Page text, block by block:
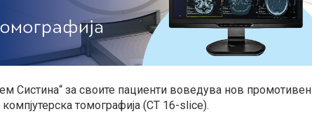
Систина“ за своите пациенти воведува нов промотивен
томографија (CT 16-slice).